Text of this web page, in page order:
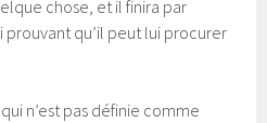
chose, et il finira par
qu’il peut lui procurer
n’est pas définie comme